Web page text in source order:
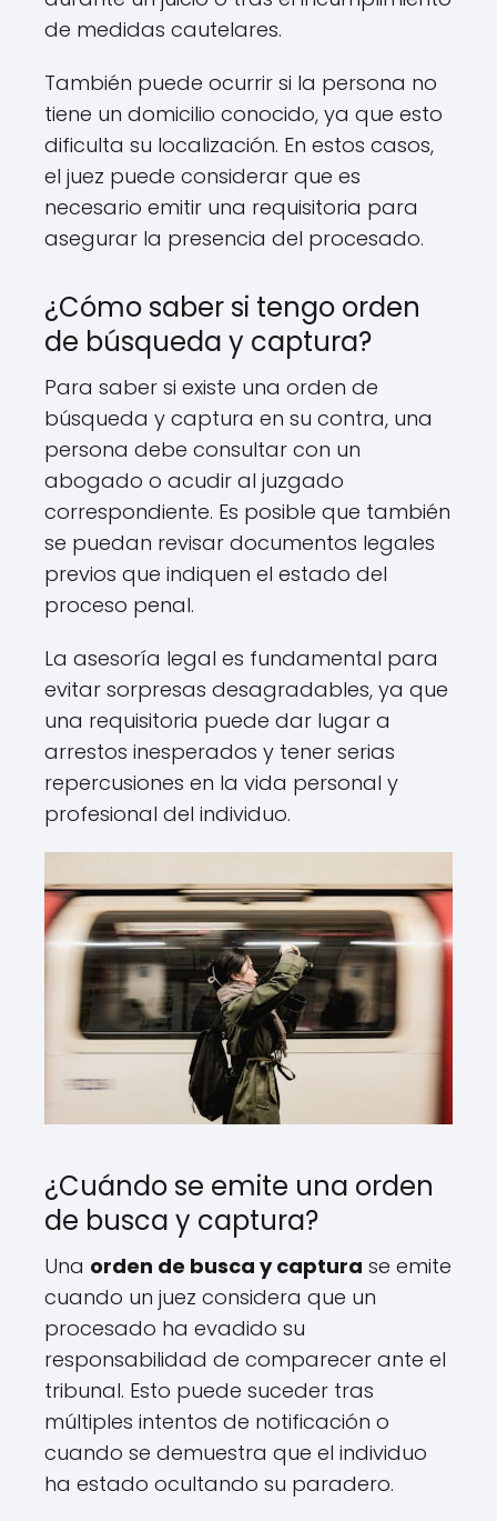
de medidas cautelares.
También puede ocurrir si la persona no
tiene un domicilio conocido, ya que esto
dificulta su localización. En estos casos,
el juez puede considerar que es
necesario emitir una requisitoria para
asegurar la presencia del procesado.
¿Cómo saber si tengo orden
de búsqueda y captura?
Para saber si existe una orden de
búsqueda y captura en su contra, una
persona debe consultar con un
abogado o acudir al juzgado
correspondiente. Es posible que también
se puedan revisar documentos legales
previos que indiquen el estado del
proceso penal.
La asesoría legal es fundamental para
evitar sorpresas desagradables, ya que
una requisitoria puede dar lugar a
arrestos inesperados y tener serias
repercusiones en la vida personal y
profesional del individuo.
¿Cuándo se emite una orden
de busca y captura?
Una orden de busca y captura se emite
cuando un juez considera que un
procesado ha evadido su
responsabilidad de comparecer ante el
tribunal. Esto puede suceder tras
múltiples intentos de notificación o
cuando se demuestra que el individuo
ha estado ocultando su paradero.